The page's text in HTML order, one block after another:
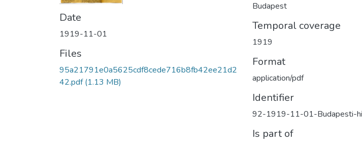
Date
1919-11-01
Files
95a21791e0a5625cdf8cede716b8fb42ee21d2
42.pdf(1.13 MB)
Budapest
Temporal coverage
1919
Format
application/pdf
Identifier
92-1919-11-01-Budapesti-
Is part of